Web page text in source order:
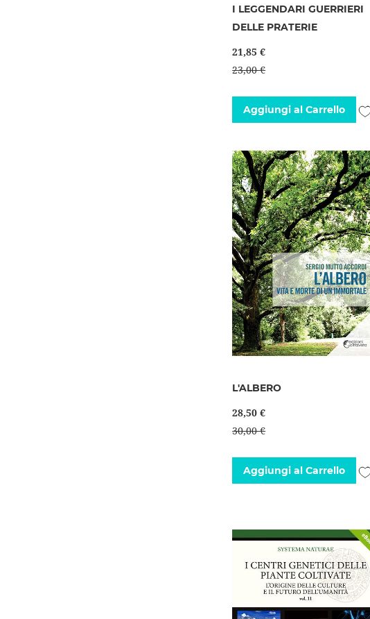
I LEGGENDARI GUERRIERI
DELLE PRATERIE
21,85 €
23,00 €
Aggiungi al Carrello
L'ALBERO
28,50 €
30,00 €
Aggiungi al Carrello